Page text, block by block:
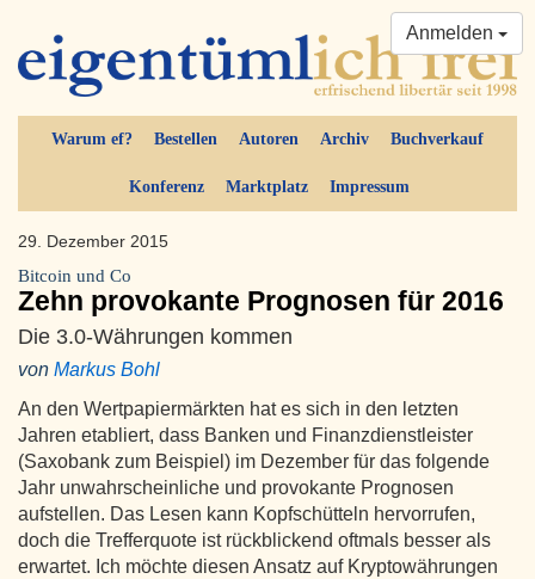
Warum ef? Bestellen Autoren Archiv Buchverkauf
Konferenz Marktplatz Impressum
Anmelden
29. Dezember 2015
Bitcoin und Co
Zehn provokante Prognosen für 2016
Die 3.0-Währungen kommen
von Markus Bohl
An den Wertpapiermärkten hat es sich in den letzten
Jahren etabliert, dass Banken und Finanzdienstleister
(Saxobank zum Beispiel) im Dezember für das folgende
Jahr unwahrscheinliche und provokante Prognosen
aufstellen. Das Lesen kann Kopfschütteln hervorrufen,
doch die Trefferquote ist rückblickend oftmals besser als
erwartet. Ich möchte diesen Ansatz auf Kryptowährungen